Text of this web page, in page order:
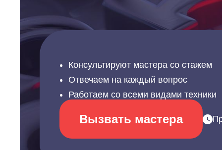
Консультируют мастера со стажем
Отвечаем на каждый вопрос
Работаем со всеми видами техники
Вызвать мастера